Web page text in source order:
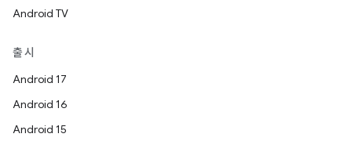
Android TV
출시
Android 17
Android 16
Android 15